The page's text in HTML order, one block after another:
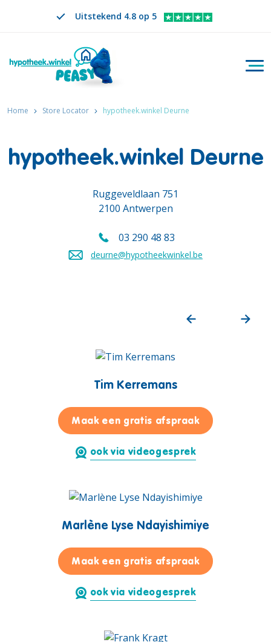
Uitstekend 4.8 op 5
Zoeken
VERANDER TAAL. GESELECTEERDE TAAL IS
NL
Home Store Locator hypotheek.winkel Deurne
hypotheek.winkel Deurne
Ruggeveldlaan 751
2100 Antwerpen
Bel ons op
03 290 48 83
Stuur een mail naar
deurne@hypotheekwinkel.be
Tim Kerremans
Maak een gratis afspraakvoor Tim
ook via videogesprek
Marlène Lyse Ndayishimiye
Maak een gratis afspraakvoor Marlène
ook via videogesprek